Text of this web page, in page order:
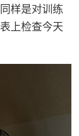
样是对训练
上检查今天